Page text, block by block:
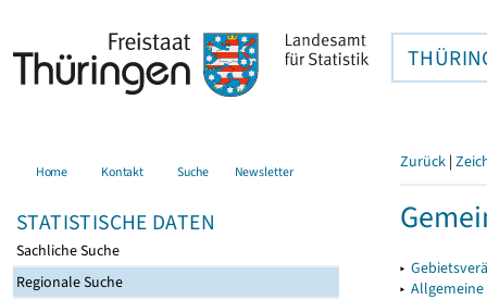
Home Kontakt Suche Newsletter
STATISTISCHE DATEN
Sachliche Suche
Regionale Suche
Zurück |
▸
▸